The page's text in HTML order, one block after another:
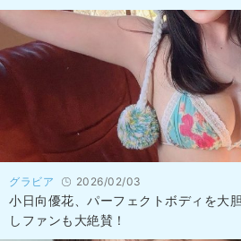
グラビア 2026/02/03
小日向優花、パーフェクトボディを大
しファンも大絶賛！